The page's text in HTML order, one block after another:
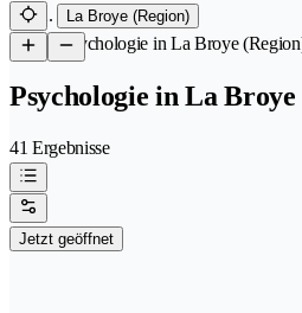
La Broye (Region)
/Psychologie in La Broye
Psychologie in La Broye
41 Ergebnisse
Jetzt geöffnet